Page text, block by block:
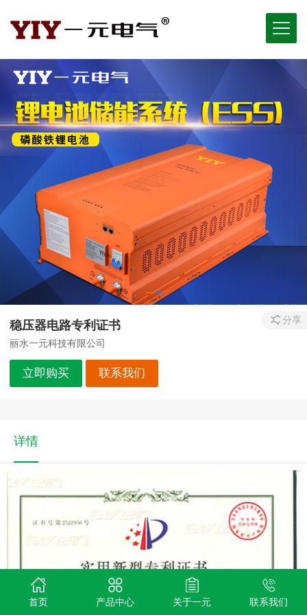
稳压器电路专利证书 分享
丽水一元科技有限公司
立即购买 联系我们
详情
首页 产品中心 关于一元 联系我们